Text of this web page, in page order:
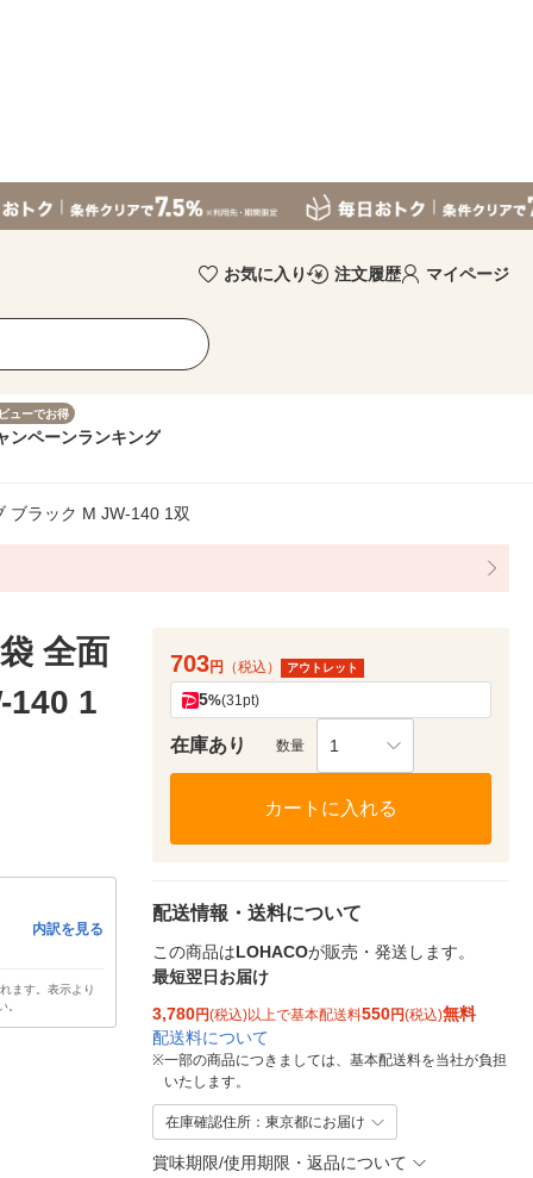
お気に入り 注文履歴 マイページ
ューでお得
ンペーンランキング
ブラック M JW-140 1双
全面
140 1
内訳を見る
ます。表示より
。
703円 （税込） アウトレット
5%(31pt)
在庫あり 数量 1
カートに入れる
配送情報・送料について
この商品はLOHACOが販売・発送します。
最短翌日お届け
3,780円(税込)以上で基本配送料550円(税込)無料
配送料について
※一部の商品につきましては、基本配送料を当社が負担
いたします。
在庫確認住所：東京都にお届け
賞味期限/使用期限・返品について